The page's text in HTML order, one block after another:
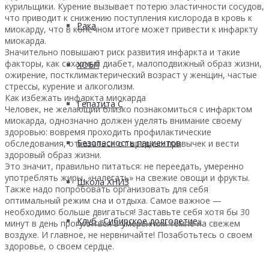
Рака
ХОБЛ
Гепатита С
Безопасность пациентов
Школа ХНИЗ
Клуб «Сибирское долголетие»
курильщики. Курение вызывает потерю эластичности сосудов,
что приводит к снижению поступления кислорода в кровь к
миокарду, что в конечном итоге может привести к инфаркту
миокарда.
Значительно повышают риск развития инфаркта и такие
факторы, как сахарный диабет, малоподвижный образ жизни,
ожирение, постклимактерический возраст у женщин, частые
стрессы, курение и алкоголизм.
Как избежать инфаркта миокарда
Человек, не желающий близко познакомиться с инфарктом
миокарда, однозначно должен уделять внимание своему
здоровью: вовремя проходить профилактические
обследования, отказаться от вредных привычек и вести
здоровый образ жизни.
Это значит, правильно питаться: не переедать, умеренно
употреблять жиры, «налегать» на свежие овощи и фрукты.
Также надо попробовать организовать для себя
оптимальный режим сна и отдыха. Самое важное —
необходимо больше двигаться! Заставьте себя хотя бы 30
минут в день прогуляться в умеренном темпе на свежем
воздухе. И главное, не нервничайте! Позаботьтесь о своем
здоровье, о своем сердце.